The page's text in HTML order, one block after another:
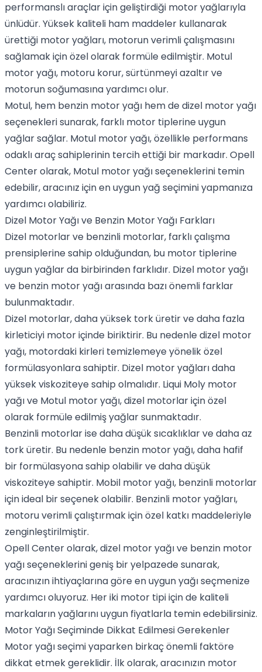
performanslı araçlar için geliştirdiği motor yağlarıyla
ünlüdür. Yüksek kaliteli ham maddeler kullanarak
ürettiği motor yağları, motorun verimli çalışmasını
sağlamak için özel olarak formüle edilmiştir. Motul
motor yağı, motoru korur, sürtünmeyi azaltır ve
motorun soğumasına yardımcı olur.
Motul, hem benzin motor yağı hem dedizel motor yağı
seçenekleri sunarak, farklı motor tiplerine uygun
yağlar sağlar. Motul motor yağı, özellikle performans
odaklı araç sahiplerinin tercih ettiği bir markadır. Opell
Center olarak, Motul motor yağıseçeneklerini temin
edebilir, aracınız için en uygun yağ seçimini yapmanıza
yardımcı olabiliriz.
Dizel Motor Yağı ve Benzin Motor Yağı Farkları
Dizel motorlar ve benzinli motorlar, farklı çalışma
prensiplerine sahip olduğundan, bu motor tiplerine
uygun yağlar da birbirinden farklıdır. Dizel motor yağı
ve benzin motor yağıarasında bazı önemli farklar
bulunmaktadır.
Dizel motorlar, daha yüksek tork üretir ve daha fazla
kirleticiyi motor içinde biriktirir. Bu nedenledizel motor
yağı, motordaki kirleri temizlemeye yönelik özel
formülasyonlara sahiptir. Dizel motor yağları daha
yüksek viskoziteye sahip olmalıdır. Liqui Moly motor
yağıve Motul motor yağı, dizel motorlar için özel
olarak formüle edilmiş yağlar sunmaktadır.
Benzinli motorlar ise daha düşük sıcaklıklar ve daha az
tork üretir. Bu nedenle benzin motor yağı, daha hafif
bir formülasyona sahip olabilir ve daha düşük
viskoziteye sahiptir. Mobil motor yağı, benzinli motorlar
için ideal bir seçenek olabilir. Benzinli motor yağları,
motoru verimli çalıştırmak için özel katkı maddeleriyle
zenginleştirilmiştir.
Opell Center olarak,dizel motor yağıve benzin motor
yağıseçeneklerini geniş bir yelpazede sunarak,
aracınızın ihtiyaçlarına göre en uygun yağı seçmenize
yardımcı oluyoruz. Her iki motor tipi için de kaliteli
markaların yağlarını uygun fiyatlarla temin edebilirsiniz.
Motor Yağı Seçiminde Dikkat Edilmesi Gerekenler
Motor yağı seçimi yaparken birkaç önemli faktöre
dikkat etmek gereklidir. İlk olarak, aracınızın motor